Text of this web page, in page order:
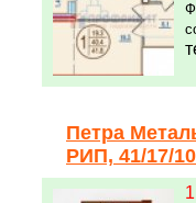
Петра
РИП, 41/17/